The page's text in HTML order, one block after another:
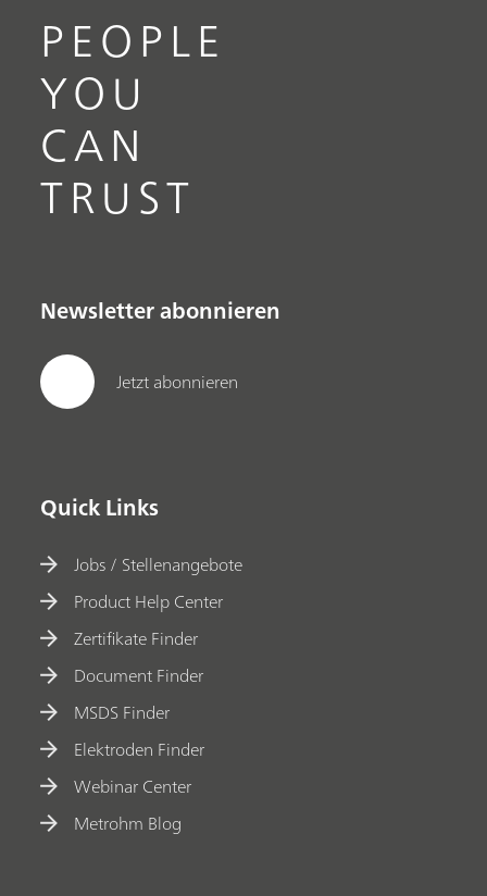
PEOPLE
YOU
CAN
TRUST
Newsletter abonnieren
Jetzt abonnieren
Quick Links
Jobs / Stellenangebote
Product Help Center
Zertifikate Finder
Document Finder
MSDS Finder
Elektroden Finder
Webinar Center
Metrohm Blog